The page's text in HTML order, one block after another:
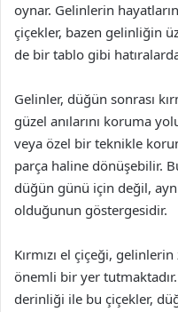
oynar. Gelinlerin
çiçekler, bazen gelinliğin
de bir tablo gibi
Gelinler, düğün sonrası
güzel anılarını koruma
veya özel bir teknikle
parça haline dönüşebilir.
düğün günü için değil,
olduğunun göstergesidir.
Kırmızı el çiçeği,
önemli bir yer
derinliği ile bu çiçekler,